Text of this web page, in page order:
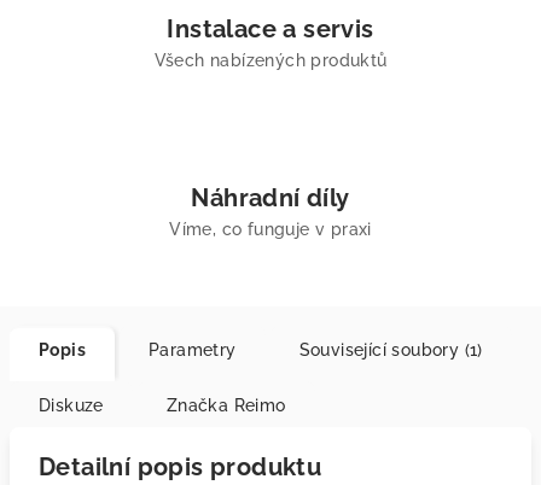
Instalace a servis
Všech nabízených produktů
Náhradní díly
Víme, co funguje v praxi
Popis Parametry Související soubory (1)
Diskuze Značka Reimo
Detailní popis produktu